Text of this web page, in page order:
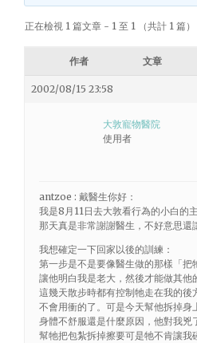
正在檢視 1 篇文章 - 1 至 1 （共計 1 篇）
作者 文章
2002/08/15 23:58
大敦寵物醫院
使用者
antzoe : 戴醫生你好：
我是8月11日去大敦看行為的小白的
那天真是非常謝謝醫生，不好意思還
我想確定一下回家以後的訓練：
第一步是不是要像醫生做的那樣「把
讓他明白我是老大，然後才能做其他
這幾天散步時都有控制牠走在我的後
不會用衝的了。可是今天幫他拆掉身
身體不舒服還是什麼原因，他對我兇
幫牠把包紮拆掉擦要可是牠不肯讓